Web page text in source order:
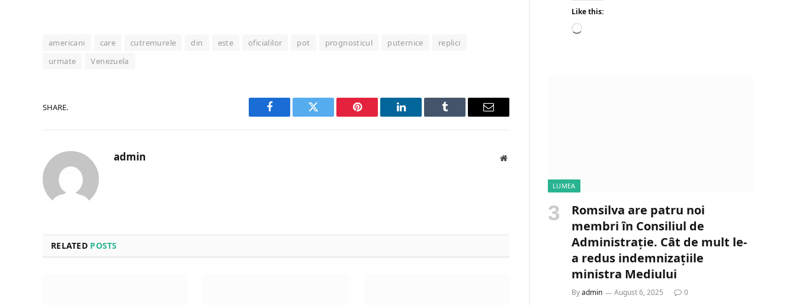
americani care cutremurele din este oficialilor pot prognosticul puternice
replici
urmate
Venezuela
SHARE.
Facebook Twitter Pinterest LinkedIn Tumblr Email
admin Website
RELATED POSTS
Like this:
L
LUMEA
Romsilva are patru noi
membri în Consiliul de
Administrație. Cât de mult le-
a redus indemnizațiile
ministra Mediului
Byadmin August 6, 2025 0